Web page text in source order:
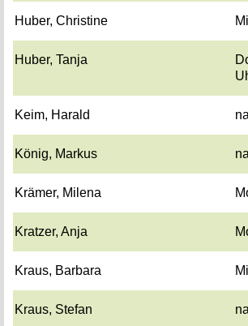
Huber, Chris­ti­ne
Huber, Tanja
Keim, Ha­rald
König, Mar­kus
Krä­mer, Mi­le­na
Krat­zer, Anja
Kraus, Bar­ba­ra
Kraus, Ste­fan